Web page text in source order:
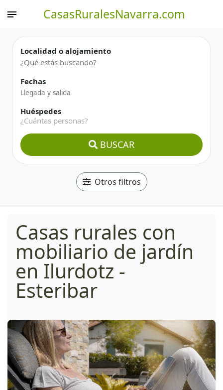
CasasRuralesNavarra.com
Localidad o alojamiento
Fechas
Huéspedes
¿Cuántas personas?
BUSCAR
Otros filtros
Casas rurales con
mobiliario de jardín
en Ilurdotz -
Esteribar